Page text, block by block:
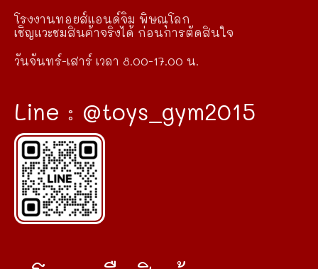
โรงงานทอยส์แอนด์จิม พิษณุโลก
เชิญแวะชมสินค้าจริงได้ ก่อนการตัดสินใจ
วันจันทร์-เสาร์ เวลา 8.00-17.00 น.
Line : @toys_gym2015